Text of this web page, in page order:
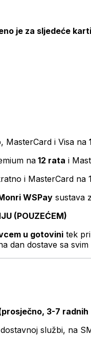
je za sljedeće
MasterCard i Visa na
na 12 rata i
i MasterCard na
WSPay sustava
(POUZEĆEM)
u gotovini tek
dan dostave sa svim
3-7 radnih
službi, na